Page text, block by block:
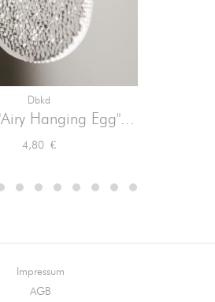
Dbkd
Hanging Egg"...
Preis
4,80 €
Impressum
AGB